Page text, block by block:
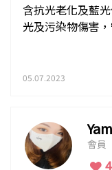
含抗光老化及藍
光及污染物傷害
05.07.2023
會員